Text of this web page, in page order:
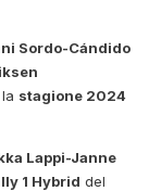
Sordo-Cándido
stagione 2024
Lappi-Janne
1 Hybrid del